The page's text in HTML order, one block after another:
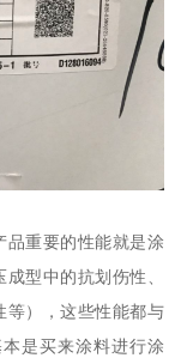
品重要的性能就是涂
型中的抗划伤性、
等），这些性能都与
是买来涂料进行涂